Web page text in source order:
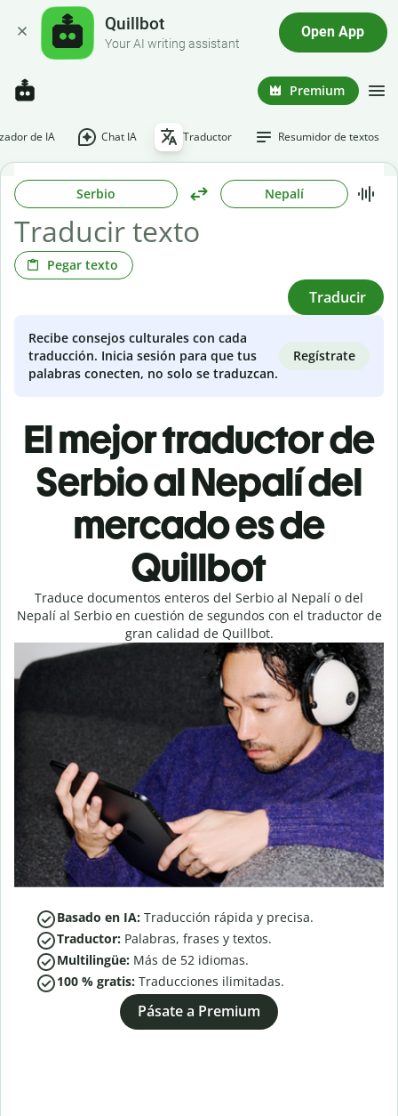
Quillbot
Your AI writing assistant
Open App
Premium
de IA Chat IA Traductor Resumidor de textos
Serbio Nepalí
Pegar texto
Traducir
Recibe consejos culturales con cada
traducción. Inicia sesión para que tus
palabras conecten, no solo se traduzcan.
Regístrate
El mejor traductor de
Serbio al Nepalí del
mercado es de
Quillbot
Traduce documentos enteros del Serbio al Nepalí o del
Nepalí al Serbio en cuestión de segundos con el traductor de
gran calidad de Quillbot.
Basado en IA: Traducción rápida y precisa.
Traductor: Palabras, frases y textos.
Multilingüe: Más de 52 idiomas.
100 % gratis: Traducciones ilimitadas.
Pásate a Premium